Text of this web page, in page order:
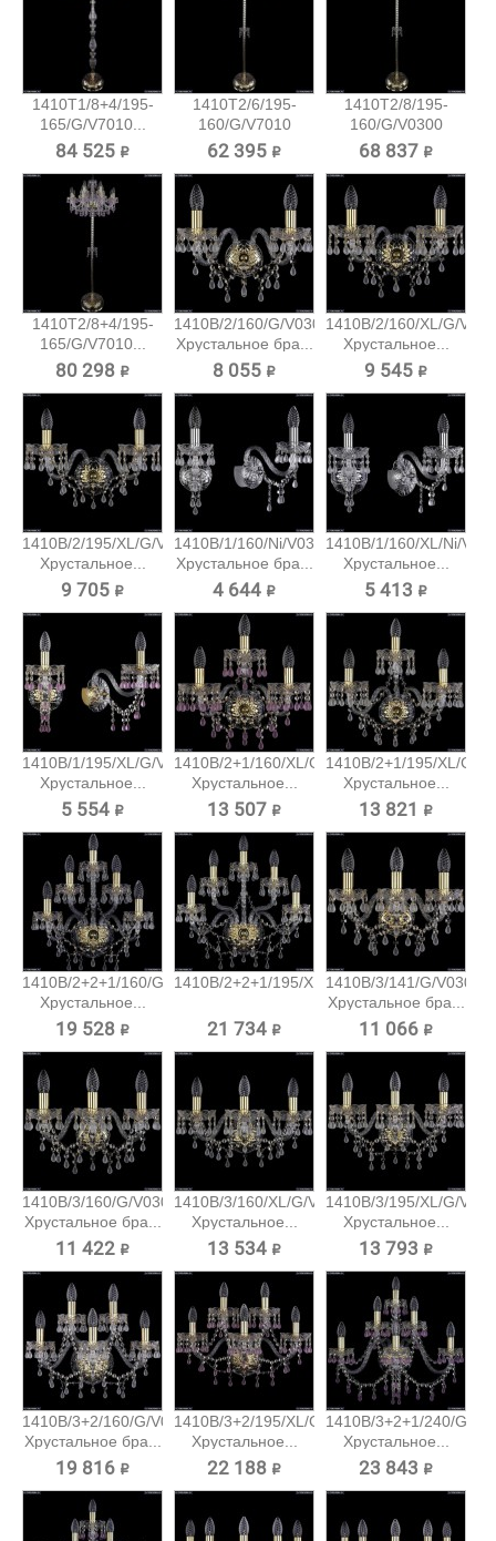
1410T1/8+4/195-
165/G/V7010...
84 525 ₽
1410T2/6/195-
160/G/V7010
Хрустальный...
62 395 ₽
1410T2/8/195-
160/G/V0300
Хрустальный...
68 837 ₽
1410T2/8+4/195-
165/G/V7010...
80 298 ₽
1410B/2/160/G/V0300
Хрустальное бра...
8 055 ₽
1410B/2/160/XL/G/
Хрустальное...
9 545 ₽
1410B/2/195/XL/G/V0300
Хрустальное...
9 705 ₽
1410B/1/160/Ni/V0300
Хрустальное бра...
4 644 ₽
1410B/1/160/XL/Ni/
Хрустальное...
5 413 ₽
1410B/1/195/XL/G/V7010
Хрустальное...
5 554 ₽
1410B/2+1/160/XL/G/V7010
Хрустальное...
13 507 ₽
1410B/2+1/195/XL/G/
Хрустальное...
13 821 ₽
1410B/2+2+1/160/G/V0300
Хрустальное...
19 528 ₽
1410B/2+2+1/195/XL/G/V0300...
21 734 ₽
1410B/3/141/G/V0300
Хрустальное бра...
11 066 ₽
1410B/3/160/G/V0300
Хрустальное бра...
11 422 ₽
1410B/3/160/XL/G/V0300
Хрустальное...
13 534 ₽
1410B/3/195/XL/G/
Хрустальное...
13 793 ₽
1410B/3+2/160/G/V0300
Хрустальное бра...
19 816 ₽
1410B/3+2/195/XL/G/V7010
Хрустальное...
22 188 ₽
1410B/3+2+1/240/G/
Хрустальное...
23 843 ₽